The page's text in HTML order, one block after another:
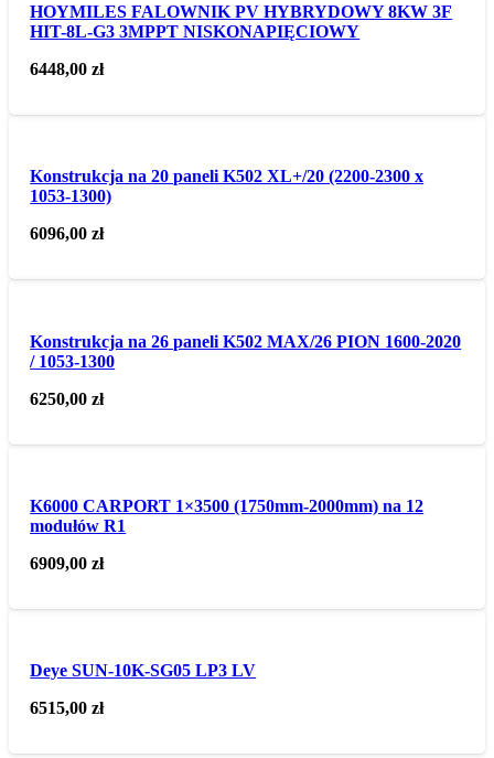
HOYMILES FALOWNIK PV HYBRYDOWY 8KW 3F
HIT-8L-G3 3MPPT NISKONAPIĘCIOWY
6448,00zł
Konstrukcja na 20 paneli K502 XL+/20 (2200-2300 x
1053-1300)
6096,00zł
Konstrukcja na 26 paneli K502 MAX/26 PION 1600-2020
/ 1053-1300
6250,00zł
K6000 CARPORT 1×3500 (1750mm-2000mm) na 12
modułów R1
6909,00zł
Deye SUN-10K-SG05 LP3 LV
6515,00zł